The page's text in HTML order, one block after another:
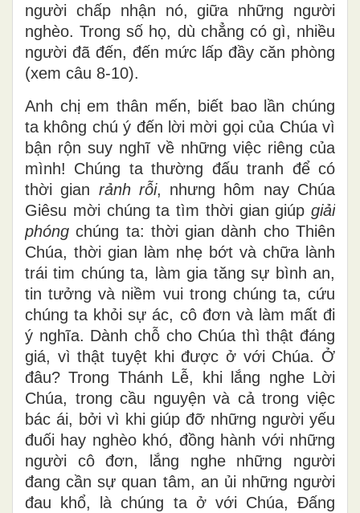
người chấp nhận nó, giữa những người
nghèo. Trong số họ, dù chẳng có gì, nhiều
người đã đến, đến mức lấp đầy căn phòng
(xem câu 8-10).
Anh chị em thân mến, biết bao lần chúng
ta không chú ý đến lời mời gọi của Chúa vì
bận rộn suy nghĩ về những việc riêng của
mình! Chúng ta thường đấu tranh để có
thời gian rảnh rỗi, nhưng hôm nay Chúa
Giêsu mời chúng ta tìm thời gian giúp giải
phóng chúng ta: thời gian dành cho Thiên
Chúa, thời gian làm nhẹ bớt và chữa lành
trái tim chúng ta, làm gia tăng sự bình an,
tin tưởng và niềm vui trong chúng ta, cứu
chúng ta khỏi sự ác, cô đơn và làm mất đi
ý nghĩa. Dành chỗ cho Chúa thì thật đáng
giá, vì thật tuyệt khi được ở với Chúa. Ở
đâu? Trong Thánh Lễ, khi lắng nghe Lời
Chúa, trong cầu nguyện và cả trong việc
bác ái, bởi vì khi giúp đỡ những người yếu
đuối hay nghèo khó, đồng hành với những
người cô đơn, lắng nghe những người
đang cần sự quan tâm, an ủi những người
đau khổ, là chúng ta ở với Chúa, Đấng